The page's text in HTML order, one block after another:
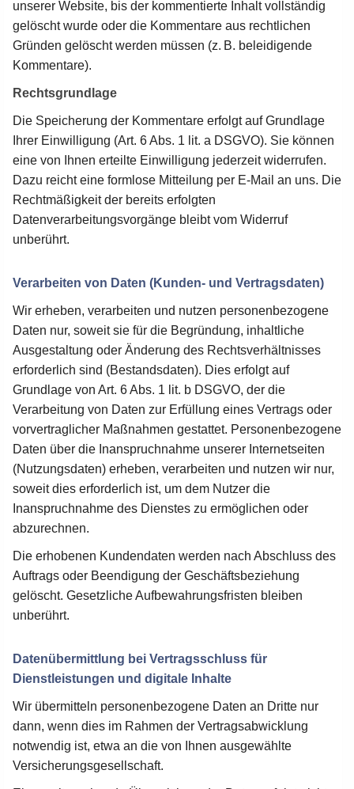
unserer Website, bis der kommentierte Inhalt vollständig
gelöscht wurde oder die Kommentare aus rechtlichen
Gründen gelöscht werden müssen (z. B. beleidigende
Kommentare).
Rechtsgrundlage
Die Speicherung der Kommentare erfolgt auf Grundlage
Ihrer Einwilligung (Art. 6 Abs. 1 lit. a DSGVO). Sie können
eine von Ihnen erteilte Einwilligung jederzeit widerrufen.
Dazu reicht eine formlose Mitteilung per E-Mail an uns. Die
Rechtmäßigkeit der bereits erfolgten
Datenverarbeitungsvorgänge bleibt vom Widerruf
unberührt.
Verarbeiten von Daten (Kunden- und Vertragsdaten)
Wir erheben, verarbeiten und nutzen personenbezogene
Daten nur, soweit sie für die Begründung, inhaltliche
Ausgestaltung oder Änderung des Rechtsverhältnisses
erforderlich sind (Bestandsdaten). Dies erfolgt auf
Grundlage von Art. 6 Abs. 1 lit. b DSGVO, der die
Verarbeitung von Daten zur Erfüllung eines Vertrags oder
vorvertraglicher Maßnahmen gestattet. Personenbezogene
Daten über die Inanspruchnahme unserer Internetseiten
(Nutzungsdaten) erheben, verarbeiten und nutzen wir nur,
soweit dies erforderlich ist, um dem Nutzer die
Inanspruchnahme des Dienstes zu ermöglichen oder
abzurechnen.
Die erhobenen Kundendaten werden nach Abschluss des
Auftrags oder Beendigung der Geschäftsbeziehung
gelöscht. Gesetzliche Aufbewahrungsfristen bleiben
unberührt.
Datenübermittlung bei Vertragsschluss für
Dienstleistungen und digitale Inhalte
Wir übermitteln personenbezogene Daten an Dritte nur
dann, wenn dies im Rahmen der Vertragsabwicklung
notwendig ist, etwa an die von Ihnen ausgewählte
Versicherungsgesellschaft.